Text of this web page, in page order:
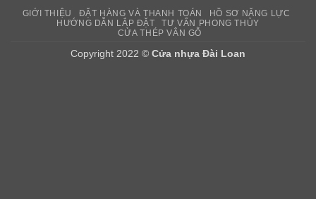
GIỚI THIỆU ĐẶT HÀNG VÀ THANH TOÁN
HỒ SƠ NĂNG LỰC
HƯỚNG DẪN LẮP ĐẶT
TƯ VẤN PHONG THỦY
CỬA THÉP VÂN GỖ
Copyright 2022 © Cửa nhựa Đài Loan